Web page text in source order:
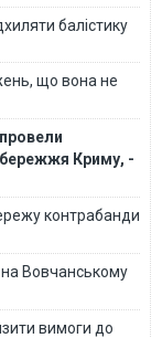
балістику
що вона не
Криму, -
контрабанди
Вовчанському
вимоги до